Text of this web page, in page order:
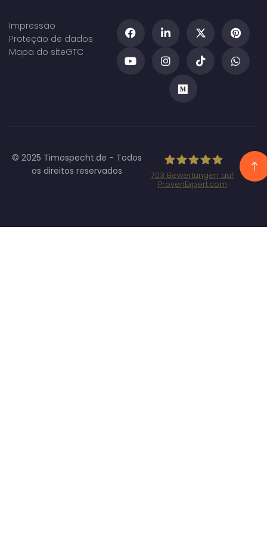
Impressão
Proteção de dados
Mapa do siteGTC
© 2025 Timospecht.de - Todos
os direitos reservados
Marketing GmbH
703 Bewertungen auf
ProvenExpert.com